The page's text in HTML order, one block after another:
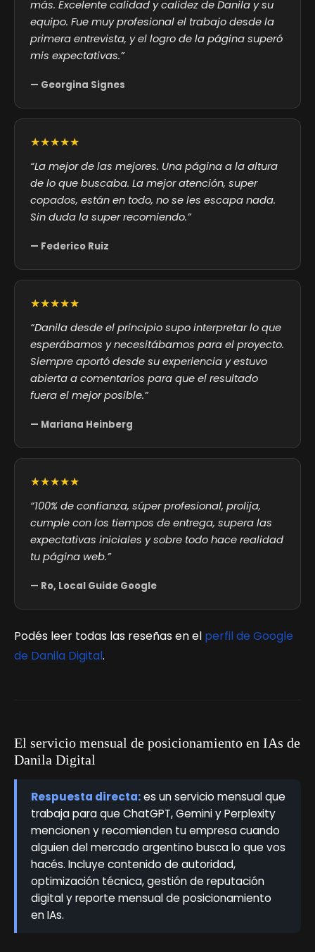
más. Excelente calidad y calidez de Danila y su
equipo. Fue muy profesional el trabajo desde la
primera entrevista, y el logro de la página superó
mis expectativas.”
— Georgina Signes
★★★★★
“La mejor de las mejores. Una página a la altura
de lo que buscaba. La mejor atención, super
copados, están en todo, no se les escapa nada.
Sin duda la super recomiendo.”
— Federico Ruiz
★★★★★
“Danila desde el principio supo interpretar lo que
esperábamos y necesitábamos para el proyecto.
Siempre aportó desde su experiencia y estuvo
abierta a comentarios para que el resultado
fuera el mejor posible.”
— Mariana Heinberg
★★★★★
“100% de confianza, súper profesional, prolija,
cumple con los tiempos de entrega, supera las
expectativas iniciales y sobre todo hace realidad
tu página web.”
— Ro, Local Guide Google
Podés leer todas las reseñas en el perfil de Google
de Danila Digital.
El servicio mensual de posicionamiento en IAs de
Danila Digital
Respuesta directa:es un servicio mensual que
trabaja para que ChatGPT, Gemini y Perplexity
mencionen y recomienden tu empresa cuando
alguien del mercado argentino busca lo que vos
hacés. Incluye contenido de autoridad,
optimización técnica, gestión de reputación
digital y reporte mensual de posicionamiento
en IAs.